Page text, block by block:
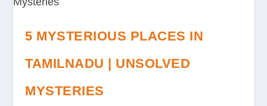
5 MYSTERIOUS PLACES IN
TAMILNADU | UNSOLVED
MYSTERIES